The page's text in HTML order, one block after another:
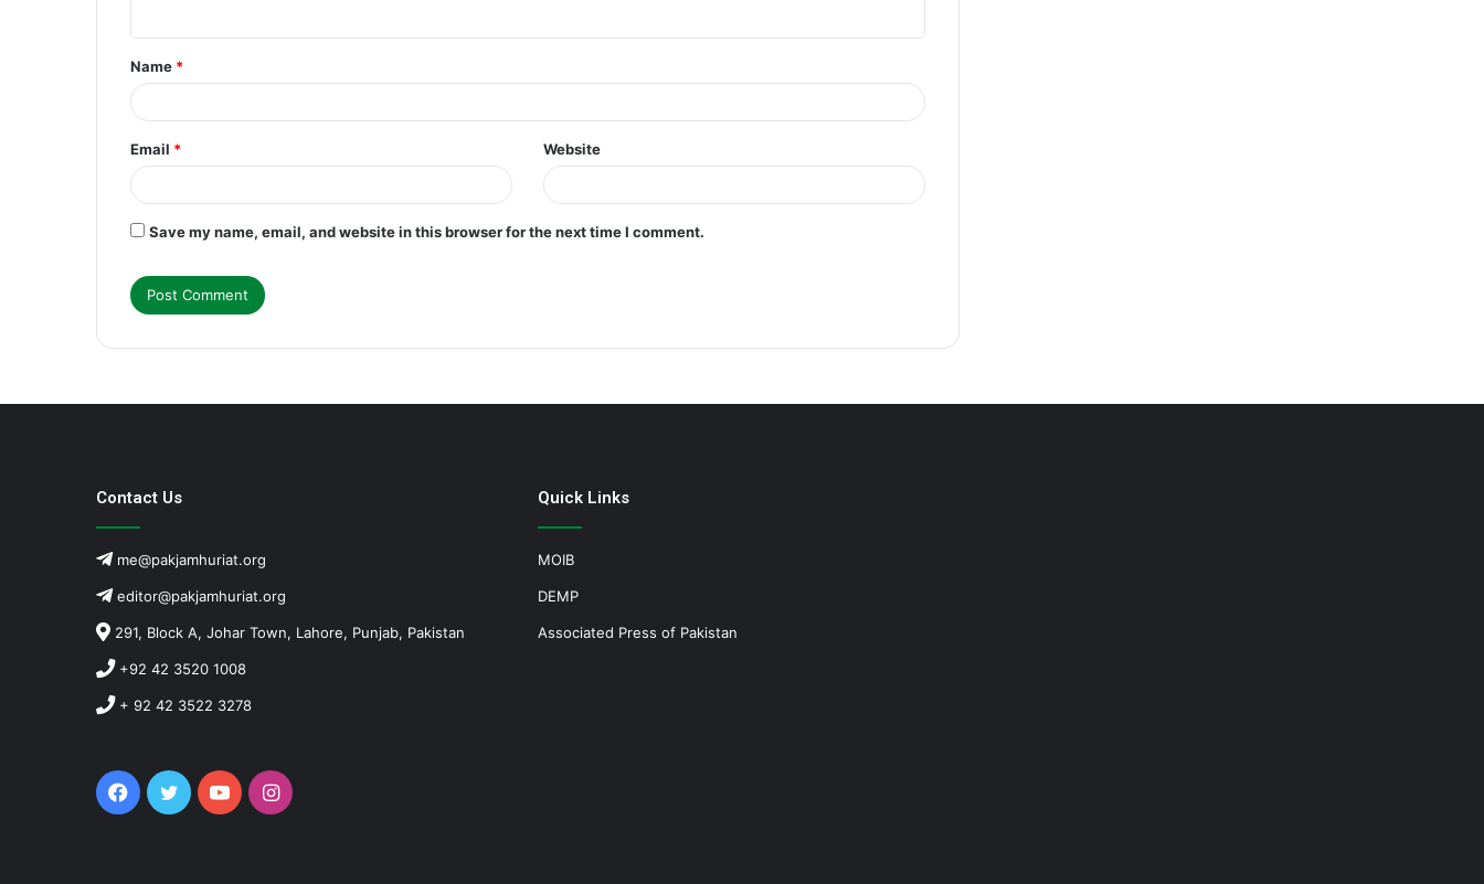
t
*
Name *
Email * Website
Save my name, email, and website in this browser for the next time I comment.
Contact Us
me@pakjamhuriat.org
editor@pakjamhuriat.org
291, Block A, Johar Town, Lahore, Punjab, Pakistan
+92 42 3520 1008
+ 92 42 3522 3278
Facebook
TwitterYouTubeInstagram
Quick Links
MOIB
DEMP
Associated Press of Pakistan